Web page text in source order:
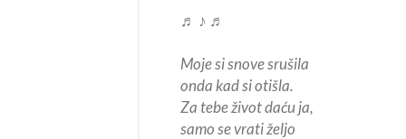
♬ ♪ ♬
Moje si snove srušila
onda kad si otišla.
Za tebe život daću ja,
samo se vrati željo